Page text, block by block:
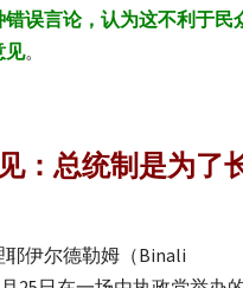
错误言论，认为这不利于民
见。
：总统制是为了
伊尔德勒姆（Binali